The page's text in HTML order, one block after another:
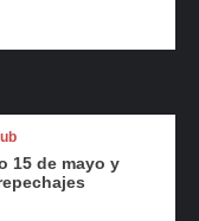
15 de mayo y